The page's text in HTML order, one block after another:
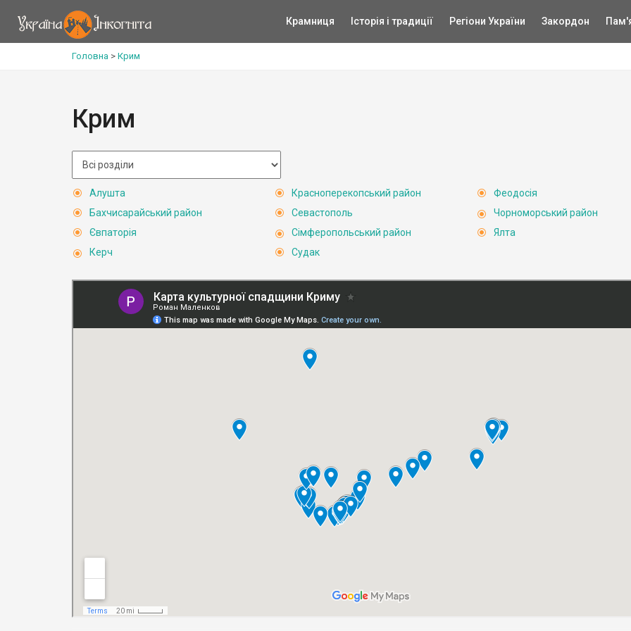
Крамниця Історія і традиції Регіони України Закордон
Головна > Крим
Крим
Алушта
Бахчисарайський район
Євпаторія
Керч
Красноперекопський район
Севастополь
Сімферопольський район
Судак
Феодосія
Чорноморський район
Ялта